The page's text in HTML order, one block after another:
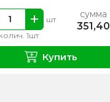
1шт
шт сумма
351,40
Купить